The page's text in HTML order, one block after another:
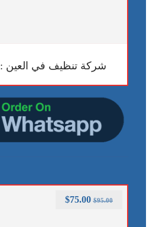
شركة تنظيف في العين :0551030483
$95.00
$75.00